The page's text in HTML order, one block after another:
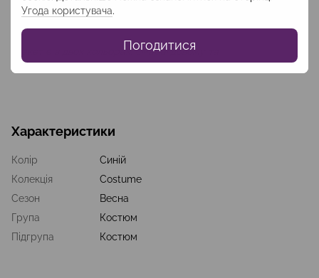
Угода користувача.
Погодитися
форм та кольорів, джинсів, шовкових брюк, блуз,
Жакет є в двох кольорах: смарагдовому та
рожевому
Характеристики
Колір
Синій
Колекція
Costume
Сезон
Весна
Група
Костюм
Підгрупа
Костюм